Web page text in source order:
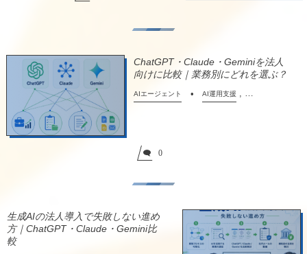
ChatGPT・Claude・Geminiを法人
向けに比較｜業務別にどれを選ぶ？
AIエージェント AI運用支援
0
生成AIの法人導入で失敗しない進め
方｜ChatGPT・Claude・Gemini比
較